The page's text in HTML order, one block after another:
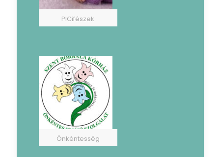
PICifészek
Önkéntesség